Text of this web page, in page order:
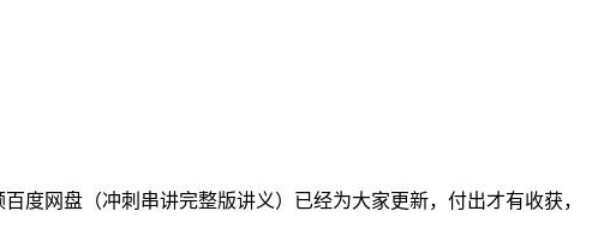
度网盘（冲刺串讲完整版讲义）已经为大家更新，付出才有收获，